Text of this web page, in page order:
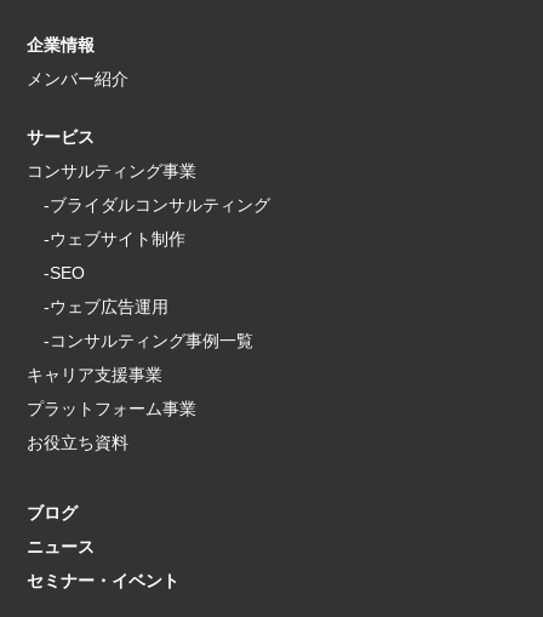
企業情報
メンバー紹介
サービス
コンサルティング事業
-ブライダルコンサルティング
-ウェブサイト制作
-SEO
-ウェブ広告運用
-コンサルティング事例一覧
キャリア支援事業
プラットフォーム事業
お役立ち資料
ブログ
ニュース
セミナー・イベント